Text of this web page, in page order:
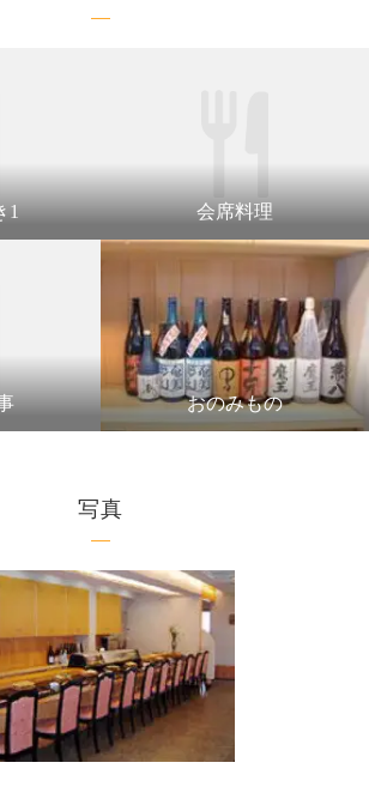
1 会席料理
おのみもの
写真